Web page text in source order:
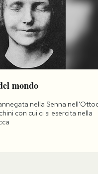
mondo
nella Senna
con cui ci si esercita nella